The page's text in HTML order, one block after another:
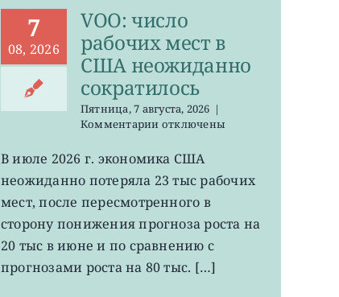
7
08, 2026
VOO: число
рабочих мест в
США неожиданно
сократилось
Пятница, 7 августа, 2026 |
Комментариик
VOO:
рабочих
мест
США
неожиданно
сократилось
отключены
В июле 2026 г. экономика США
неожиданно потеряла 23 тыс рабочих
мест, после пересмотренного в
сторону понижения прогноза роста на
20 тыс в июне и по сравнению с
прогнозами роста на 80 тыс. […]